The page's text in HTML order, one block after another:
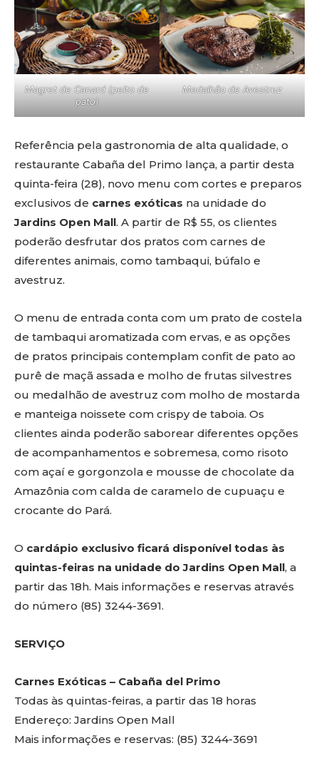
Magret de Canard (peito de
pato)
Medalhão de Avestruz
Referência pela gastronomia de alta qualidade, o
restaurante Cabaña del Primo lança, a partir desta
quinta-feira (28), novo menu com cortes e preparos
exclusivos de carnes exóticas na unidade do
Jardins Open Mall. A partir de R$ 55, os clientes
poderão desfrutar dos pratos com carnes de
diferentes animais, como tambaqui, búfalo e
avestruz.
O menu de entrada conta com um prato de costela
de tambaqui aromatizada com ervas, e as opções
de pratos principais contemplam confit de pato ao
purê de maçã assada e molho de frutas silvestres
ou medalhão de avestruz com molho de mostarda
e manteiga noissete com crispy de taboia. Os
clientes ainda poderão saborear diferentes opções
de acompanhamentos e sobremesa, como risoto
com açaí e gorgonzola e mousse de chocolate da
Amazônia com calda de caramelo de cupuaçu e
crocante do Pará.
O cardápio exclusivo ficará disponível todas às
quintas-feiras na unidade do Jardins Open Mall, a
partir das 18h. Mais informações e reservas através
do número (85) 3244-3691.
SERVIÇO
Carnes Exóticas – Cabaña del Primo
Todas às quintas-feiras, a partir das 18 horas
Endereço: Jardins Open Mall
Mais informações e reservas: (85) 3244-3691